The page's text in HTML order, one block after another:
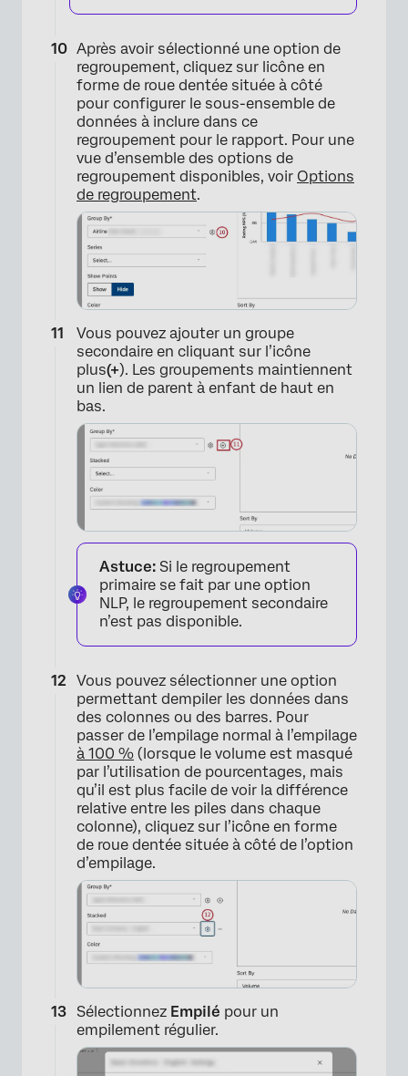
×
Après avoir sélectionné une option de
regroupement, cliquez sur licône en
forme de roue dentée située à côté
pour configurer le sous-ensemble de
données à inclure dans ce
regroupement pour le rapport. Pour une
vue d’ensemble des options de
regroupement disponibles, voir Options
de regroupement.
×
Vous pouvez ajouter un groupe
secondaire en cliquant sur l’icône
plus(+). Les groupements maintiennent
un lien de parent à enfant de haut en
bas.
Astuce: Si le regroupement
primaire se fait par une option
NLP, le regroupement secondaire
n’est pas disponible.
Vous pouvez sélectionner une option
permettant dempiler les données dans
des colonnes ou des barres. Pour
passer de l’empilage normal à l’empilage
à 100 % (lorsque le volume est masqué
par l’utilisation de pourcentages, mais
qu’il est plus facile de voir la différence
relative entre les piles dans chaque
colonne), cliquez sur l’icône en forme
de roue dentée située à côté de l’option
d’empilage.
Sélectionnez Empilé pour un
empilement régulier.